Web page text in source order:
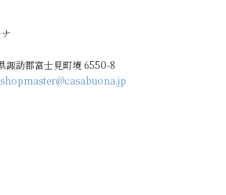
諏訪郡富士見町境 6550-8
shopmaster@casabuona.jp